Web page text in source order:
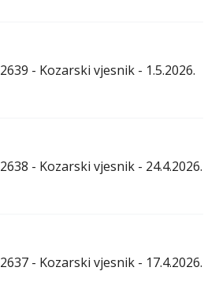
2639 - Kozarski vjesnik - 1.5.2026.
2638 - Kozarski vjesnik - 24.4.2026.
2637 - Kozarski vjesnik - 17.4.2026.